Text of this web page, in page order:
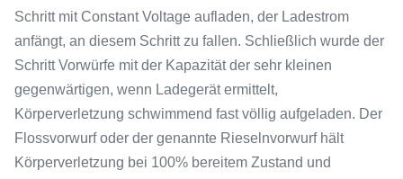
Schritt mit Constant Voltage aufladen, der Ladestrom
anfängt, an diesem Schritt zu fallen. Schließlich wurde der
Schritt Vorwürfe mit der Kapazität der sehr kleinen
gegenwärtigen, wenn Ladegerät ermittelt,
Körperverletzung schwimmend fast völlig aufgeladen. Der
Flossvorwurf oder der genannte Rieselnvorwurf hält
Körperverletzung bei 100% bereitem Zustand und